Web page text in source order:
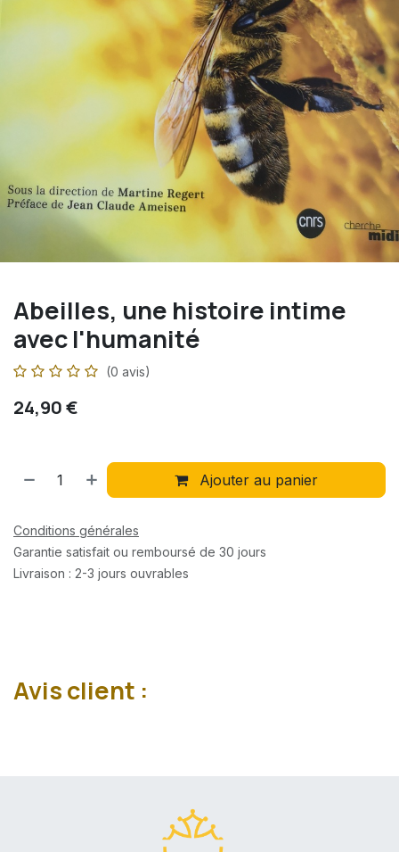
Abeilles, une histoire intime
avec l'humanité
(0 avis)
24,90€
Ajouter au panier
Conditions générales
Garantie satisfait ou remboursé de 30 jours
Livraison : 2-3 jours ouvrables
Avis client :